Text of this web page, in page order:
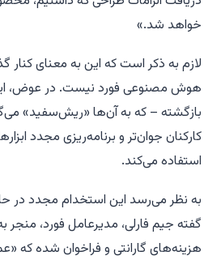
خواهد شد.»
لازم به ذکر است که این به معنای کنار
هوش مصنوعی فورد نیست. در عوض،
بازگشته – که به آن‌ها «ریش‌سفید»
کارکنان جوان‌تر و برنامه‌ریزی مجدد
استفاده می‌کند.
به نظر می‌رسد این استخدام مجدد در
گفته جیم فارلی، مدیرعامل فورد،
هزینه‌های گارانتی و فراخوان شده که